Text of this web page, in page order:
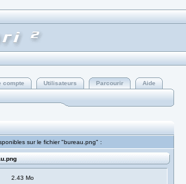
compte Utilisateurs Parcourir
Aide
sur le fichier "bureau.png" :
2.43 Mo